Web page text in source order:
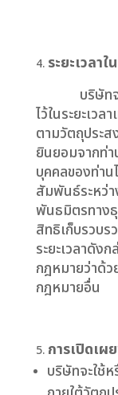
ระยะเวลา
บริษัทจะเ
ไว้ในระยะเว
ตามวัตถุประส
ยินยอมจากท่
บุคคลของท่าน
สัมพันธ์ระหว่
พันธมิตรทาง
สิทธิเก็บรวบ
ระยะเวลาดัง
กฎหมายว่าด้
กฎหมายอื่น
การเปิดเ
บริษัทจะใช้